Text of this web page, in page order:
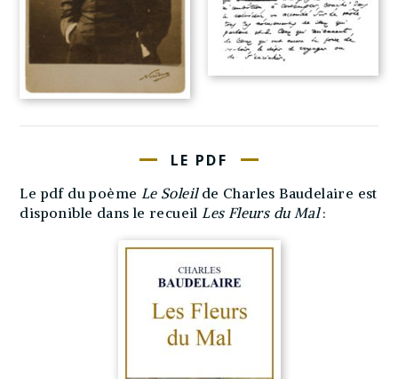
LE PDF
Le pdf du poème Le Soleilde Charles Baudelaire est
disponible dans le recueilLes Fleurs du Mal: